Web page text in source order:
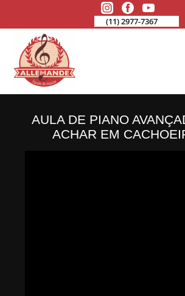
(11) 2977-7367
AULA DE PIANO
ACHAR EM